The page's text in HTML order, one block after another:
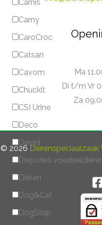
Carnis
Carny
CaroCroc
Catsan
Cavom
Chuckit
CSI Urine
Deco
Devini
Diepvries
Dieren
Dog&Cat
DogStep
Ma
Di t/m Vr
Za
© 2026 Dierenspeciaalzaak